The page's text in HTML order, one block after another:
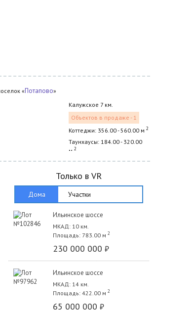
«Потапово»
Калужское 7 км.
Объектов в продаже - 1
Коттеджи: 356.00 - 560.00 м 2
Таунхаусы: 184.00 - 320.00
м 2
Только в VR
Дома Участки
Ильинское шоссе
МКАД: 10 км.
Площадь: 783.00 м 2
230 000 000 ₽
Ильинское шоссе
МКАД: 14 км.
Площадь: 422.00 м 2
65 000 000 ₽